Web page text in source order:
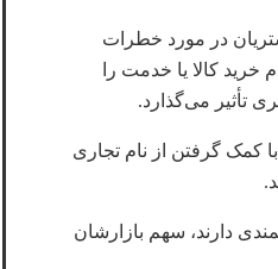
در مورد خطرات
خرید کالا یا خدمت را
تأثیر می‌گذارد.
کمک گرفتن از نام تجاری
دارند، سهم بازارشان